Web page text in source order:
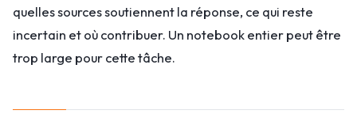
quelles sources soutiennent la réponse, ce qui reste
incertain et où contribuer. Un notebook entier peut être
trop large pour cette tâche.